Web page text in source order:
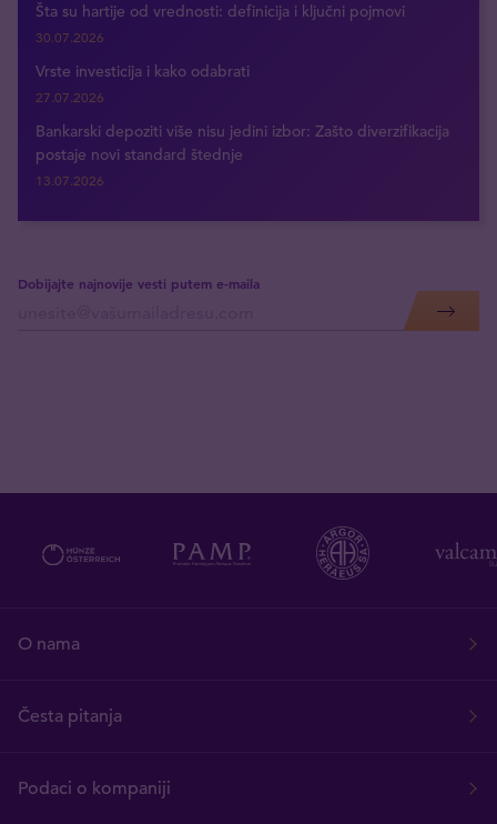
Šta su hartije od vrednosti: definicija i ključni pojmovi
30.07.2026
Vrste investicija i kako odabrati
27.07.2026
Bankarski depoziti više nisu jedini izbor: Zašto diverzifikacija
postaje novi standard štednje
13.07.2026
Dobijajte najnovije vesti putem e-maila
O nama
Česta pitanja
Podaci o kompaniji